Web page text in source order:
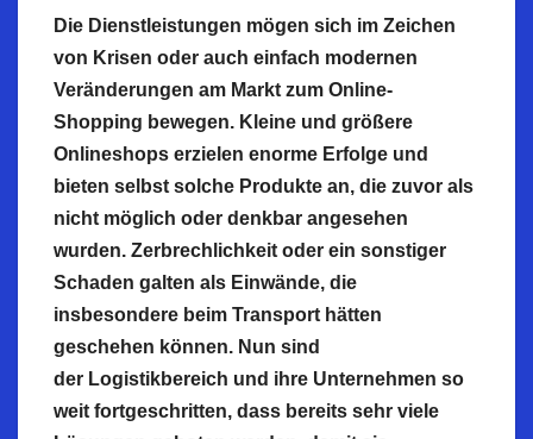
Die Dienstleistungen mögen sich im Zeichen
von Krisen oder auch einfach modernen
Veränderungen am Markt zum Online-
Shopping bewegen. Kleine und größere
Onlineshops erzielen enorme Erfolge und
bieten selbst solche Produkte an, die zuvor als
nicht möglich oder denkbar angesehen
wurden. Zerbrechlichkeit oder ein sonstiger
Schaden galten als Einwände, die
insbesondere beim Transport hätten
geschehen können. Nun sind
der Logistikbereich und ihre Unternehmen so
weit fortgeschritten, dass bereits sehr viele